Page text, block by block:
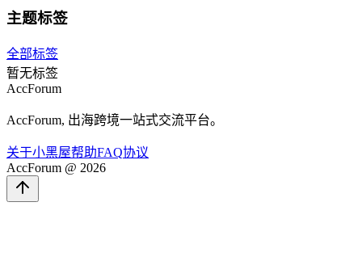
主题标签
全部标签
暂无标签
AccForum
AccForum, 出海跨境一站式交流平台。
关于小黑屋帮助FAQ协议
AccForum @ 2026